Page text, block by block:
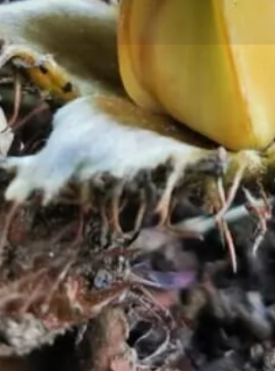
Profil Bewertungen
senden zur Webseite E-
und ob es
Galerie